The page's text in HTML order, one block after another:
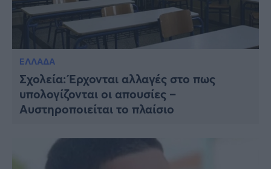
ΕΛΛΑΔΑ
Σχολεία: Έρχονται αλλαγές στο πως
υπολογίζονται οι απουσίες –
Αυστηροποιείται το πλαίσιο